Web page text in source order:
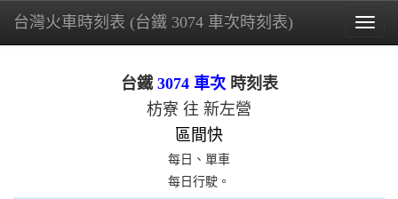
台灣火車時刻表 (台鐵 3074 車次時刻表)
台鐵3074 車次時刻表
枋寮 往 新左營
區間快
每日、單車
每日行駛。
14:03 14:04
14:13 14:15